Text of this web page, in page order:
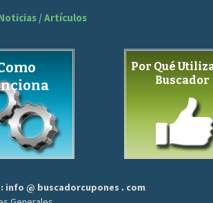
/ Artículos
Por Qué
Buscador
info @ buscadorcupones . com